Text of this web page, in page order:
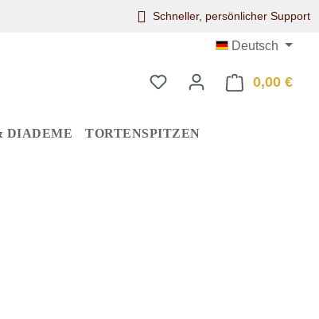
Schneller, persönlicher Support
Deutsch
0,00 €
DIADEME TORTENSPITZEN